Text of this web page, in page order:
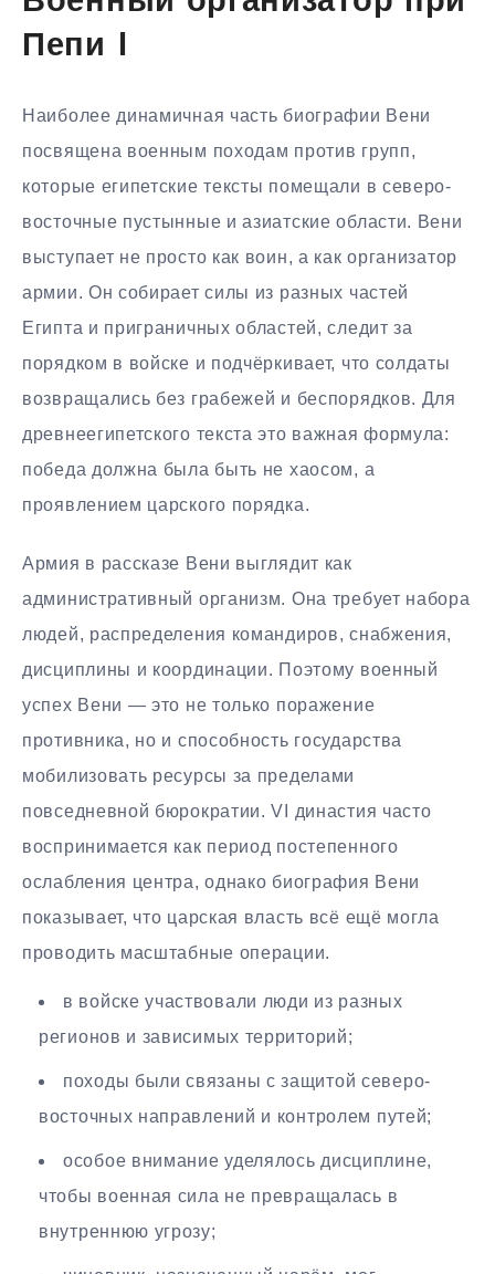
Пепи I
Наиболее динамичная часть биографии Вени
посвящена военным походам против групп,
которые египетские тексты помещали в северо-
восточные пустынные и азиатские области. Вени
выступает не просто как воин, а как организатор
армии. Он собирает силы из разных частей
Египта и приграничных областей, следит за
порядком в войске и подчёркивает, что солдаты
возвращались без грабежей и беспорядков. Для
древнеегипетского текста это важная формула:
победа должна была быть не хаосом, а
проявлением царского порядка.
Армия в рассказе Вени выглядит как
административный организм. Она требует набора
людей, распределения командиров, снабжения,
дисциплины и координации. Поэтому военный
успех Вени — это не только поражение
противника, но и способность государства
мобилизовать ресурсы за пределами
повседневной бюрократии. VI династия часто
воспринимается как период постепенного
ослабления центра, однако биография Вени
показывает, что царская власть всё ещё могла
проводить масштабные операции.
в войске участвовали люди из разных
регионов и зависимых территорий;
походы были связаны с защитой северо-
восточных направлений и контролем путей;
особое внимание уделялось дисциплине,
чтобы военная сила не превращалась в
внутреннюю угрозу;